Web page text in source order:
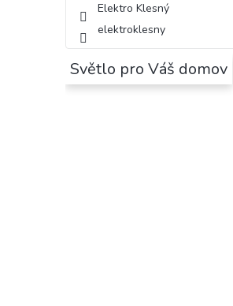
Elektro Klesný
elektroklesny
Světlo pro Váš domov